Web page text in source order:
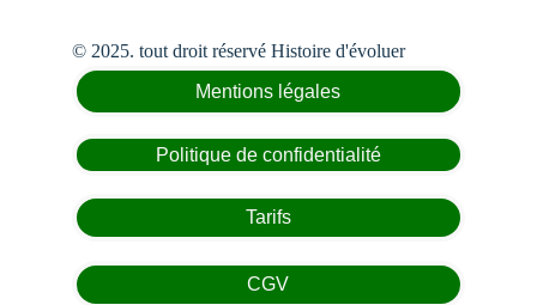
© 2025. tout droit réservé Histoire d'évoluer
Mentions légales
Politique de confidentialité
Tarifs
CGV